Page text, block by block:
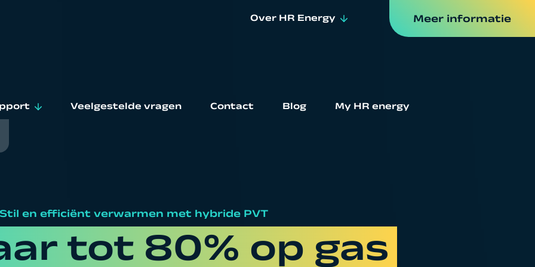
Over HR Energy
Werken bij
Meer informatie
zoeken
en onderhoud
Veelgestelde vragen Contact Blog My HR energy
Stil en efficiënt verwarmen met hybride PVT
tot 80% op gas